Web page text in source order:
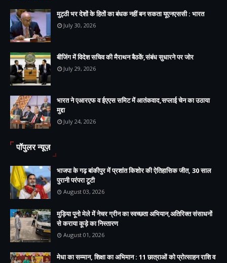
मुट्ठी भर देशों के हितों का बंधक नहीं बन सकता यूएनएससी : भारत
July 30, 2026
बीजिंग में विदेश सचिव की मैराथन बैठकें,संबंध सुधारने पर जोर
July 29, 2026
भारत ने एआरएफ व ईएएस समिट में आतंकवाद,सप्लाई चेन का उठाया
मुद्दा
July 24, 2026
पॉपुलर न्यूज़
भाजपा के गढ़ बांकीपुर में प्रशांत किशोर की ऐतिहासिक जीत, 30 साल
पुरानी परंपरा टूटी
August 03, 2026
मुड़िया पूनो मेले में नेचर ग्रीन का स्वच्छता अभियान,अतिरिक्त संसाधनों
से कराया कूड़े का निस्तारण
August 01, 2026
मेधा का सम्मान, शिक्षा का अभिमान : 11 छात्राओं को प्रोत्साहन राशि व